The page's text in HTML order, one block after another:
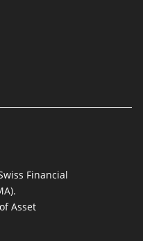
Financial
Asset